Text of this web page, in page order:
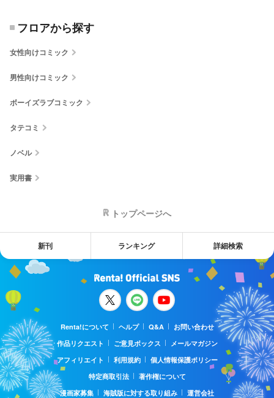
フロアから探す
女性向けコミック
男性向けコミック
ボーイズラブコミック
タテコミ
ノベル
実用書
トップページへ
新刊 ランキング 詳細検索
Renta!について ヘルプ Q&A
お問い合わせ
作品リクエスト
ご意見ボックス
メールマガジン
アフィリエイト
利用規約
個人情報保護ポリシー
特定商取引法
著作権について
漫画家募集
海賊版に対する取り組み 運営会社